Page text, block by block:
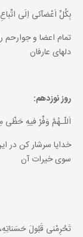
بِكُلِّ اَعْضآئى اِلَى اتِّباعِ
تمام اعضا و جوارحم
دلهاى عارفان
روز نوزدهم:
اَللّـهُمَّ وَفِّرْ فيهِ حَظّى
خدايا سرشار كن در
سوى خيرات آن
تَحْرِمْنى قَبُولَ